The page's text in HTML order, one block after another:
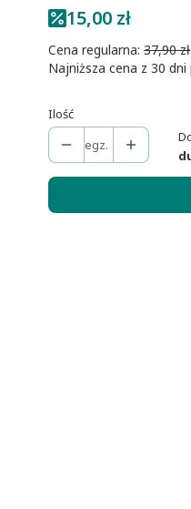
15,00 zł
Cena regularna: 37,90 zł
Najniższa cena z 30 dni
Ilość
egz.